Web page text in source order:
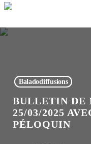
Baladodiffusions
BULLETIN DE
25/03/2025
PÉLOQUIN